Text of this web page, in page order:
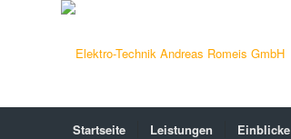
Startseite Leistungen Einblicke